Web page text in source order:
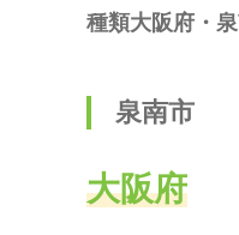
種類大阪府・
泉南市
大阪府